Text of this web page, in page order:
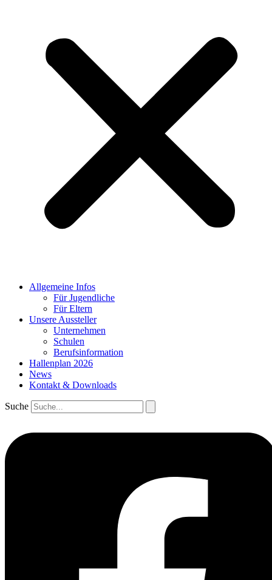
Allgemeine Infos
Für Jugendliche
Für Eltern
Unsere Aussteller
Unternehmen
Schulen
Berufsinformation
Hallenplan 2026
News
Kontakt & Downloads
Suche